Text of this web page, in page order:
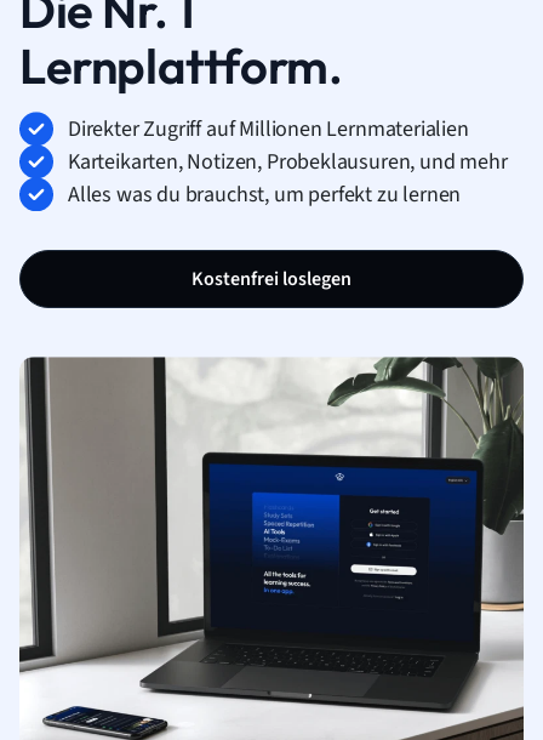
Lernplattform.
Direkter Zugriff auf Millionen Lernmaterialien
Karteikarten, Notizen, Probeklausuren, und mehr
Alles was du brauchst, um perfekt zu lernen
Kostenfrei loslegen